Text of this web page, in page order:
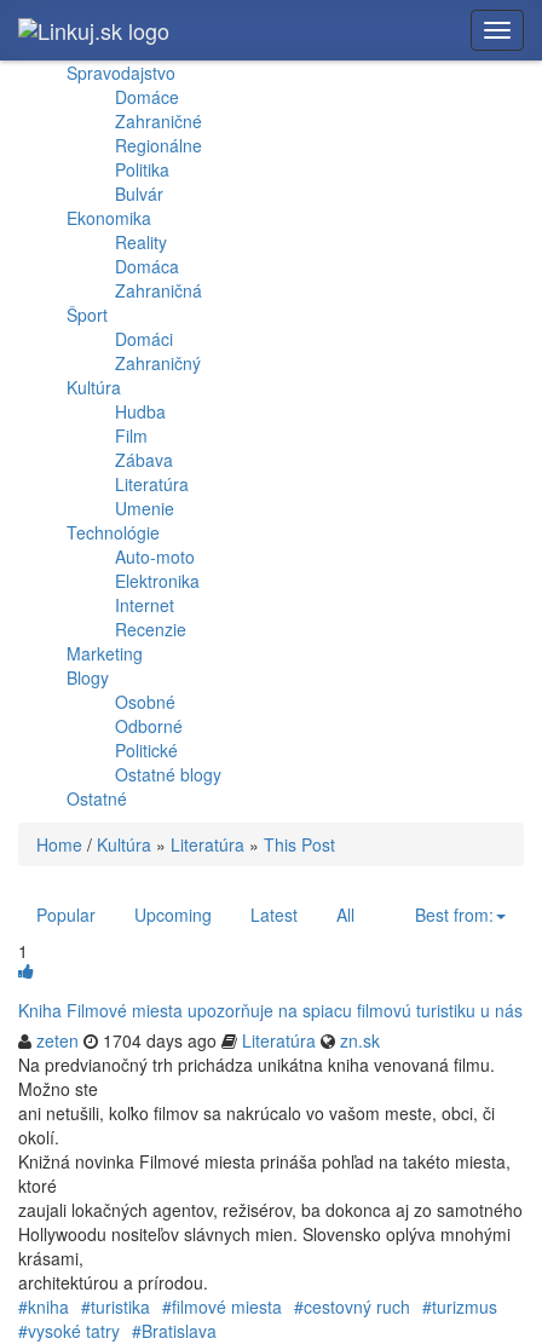
Spravodajstvo
Domáce
Zahraničné
Regionálne
Politika
Bulvár
Ekonomika
Reality
Domáca
Zahraničná
Šport
Domáci
Zahraničný
Kultúra
Hudba
Film
Zábava
Literatúra
Umenie
Technológie
Auto-moto
Elektronika
Internet
Recenzie
Marketing
Blogy
Osobné
Odborné
Politické
Ostatné blogy
Ostatné
Home / Kultúra » Literatúra » This Post
Popular Upcoming Latest All
Best from:
1
Kniha Filmové miesta upozorňuje na spiacu filmovú turistiku u nás
zeten
1704 days ago Literatúra
zn.sk
Na predvianočný trh prichádza unikátna kniha venovaná filmu.
Možno ste
ani netušili, koľko filmov sa nakrúcalo vo vašom meste, obci, či
okolí.
Knižná novinka Filmové miesta prináša pohľad na takéto miesta,
ktoré
zaujali lokačných agentov, režisérov, ba dokonca aj zo samotného
Hollywoodu nositeľov slávnych mien. Slovensko oplýva mnohými
krásami,
architektúrou a prírodou.
#kniha #turistika #filmové miesta #cestovný ruch #turizmus
#vysoké tatry #Bratislava